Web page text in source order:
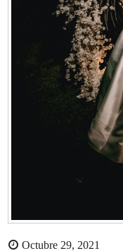
Octubre 29, 2021